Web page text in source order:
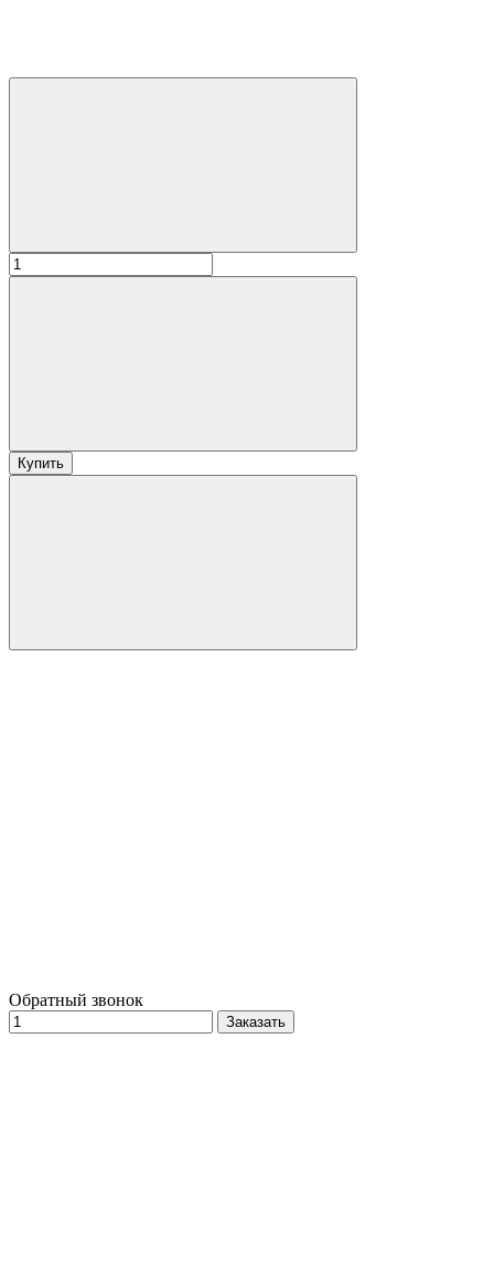
Купить
Обратный звонок
Заказать